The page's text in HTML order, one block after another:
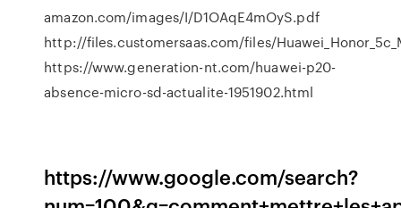
amazon.com/images/I/D1OAqE4mOyS.pdf
http://files.customersaas.com/files/
https://www.generation-nt.com/huawei-p20-
absence-micro-sd-actualite-1951902.html
https://www.google.com/search?